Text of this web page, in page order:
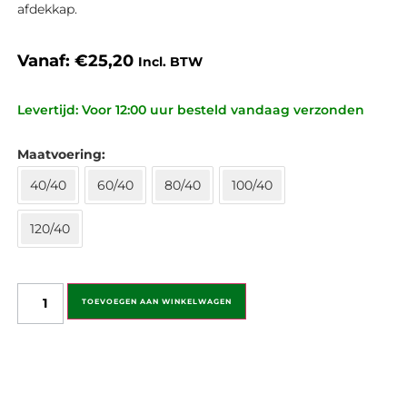
afdekkap.
Vanaf: €25,20 Incl. BTW
Levertijd: Voor 12:00 uur besteld vandaag verzonden
Maatvoering
40/40
60/40 80/40 100/40
120/40
TOEVOEGEN AAN WINKELWAGEN